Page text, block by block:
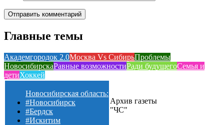
Главные темы
Академгородок 2.0Москва Vs СибирьПроблемы
НовосибирскаРавные возможностиРади будущегоСемья и
детиХоккей
Новосибирская область:
#Новосибирск
#Бердск
#Искитим
Архив газеты
"ЧС"